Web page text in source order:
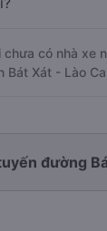
chưa có nhà xe
Bát Xát - Lào
đường